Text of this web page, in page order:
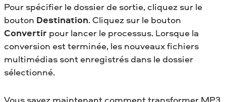
Pour spécifier le dossier de sortie, cliquez sur le
bouton Destination. Cliquez sur le bouton
Convertir pour lancer le processus. Lorsque la
conversion est terminée, les nouveaux fichiers
multimédias sont enregistrés dans le dossier
sélectionné.